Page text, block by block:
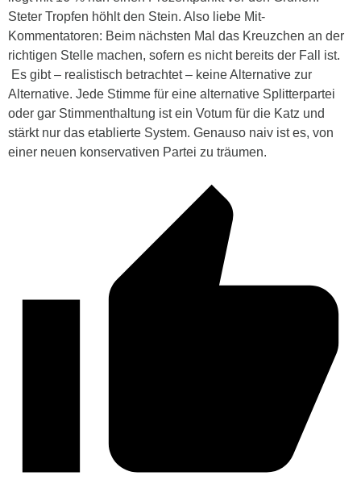
Steter Tropfen höhlt den Stein. Also liebe Mit-
Kommentatoren: Beim nächsten Mal das Kreuzchen an der
richtigen Stelle machen, sofern es nicht bereits der Fall ist.
Es gibt – realistisch betrachtet – keine Alternative zur
Alternative. Jede Stimme für eine alternative Splitterpartei
oder gar Stimmenthaltung ist ein Votum für die Katz und
stärkt nur das etablierte System. Genauso naiv ist es, von
einer neuen konservativen Partei zu träumen.